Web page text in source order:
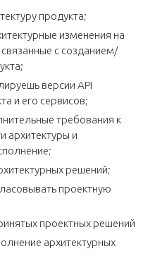
продукта;
изменения на
связанные с созданием/
версии API
и его сервисов;
требования к
архитектуры и
решений;
проектную
проектных решений
архитектурных